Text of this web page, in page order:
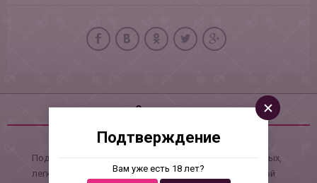
Описание
Поднять настроение и удивить своих друзей и знакомых,
легко и просто, достаточно лишь подарить небольшой
Подтверждение
Вам уже есть 18 лет?